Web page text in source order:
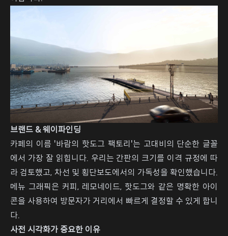
브랜드 & 웨이파인딩
카페의 이름 '바람의 핫도그 팩토리'는 고대비의 단순한 글꼴
에서 가장 잘 읽힙니다. 우리는 간판의 크기를 이격 규정에 따
라 검토했고, 차선 및 횡단보도에서의 가독성을 확인했습니다.
메뉴 그래픽은 커피, 레모네이드, 핫도그와 같은 명확한 아이
콘을 사용하여 방문자가 거리에서 빠르게 결정할 수 있게 합니
다.
사전 시각화가 중요한 이유